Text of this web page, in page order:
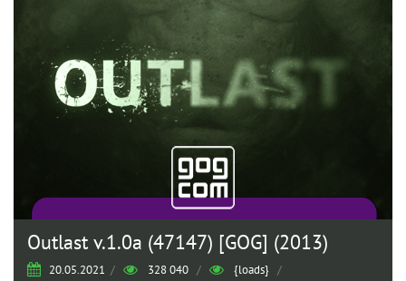
Outlast v.1.0a (47147) [GOG] (2013)
20.05.2021 / 328 040 / {loads} /